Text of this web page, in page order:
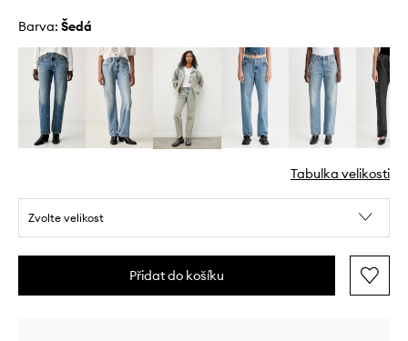
Barva: šedá
Tabulka velikosti
Zvolte velikost
Přidat do košíku